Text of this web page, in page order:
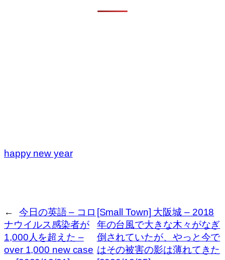
happy new year
←
今日の英語 – コロ
ナウイルス感染者が
1,000人を超えた –
over 1,000 new case
[Small Town] 大阪城 – 2018
年の台風で大きな木々がなぎ
倒されていたが、やっと今で
はその被害の影は薄れてきた